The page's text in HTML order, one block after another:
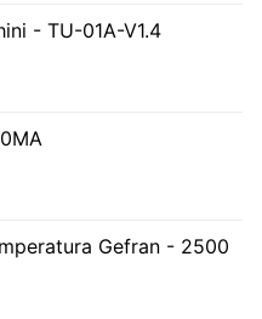
- TU-01A-V1.4
Gefran - 2500